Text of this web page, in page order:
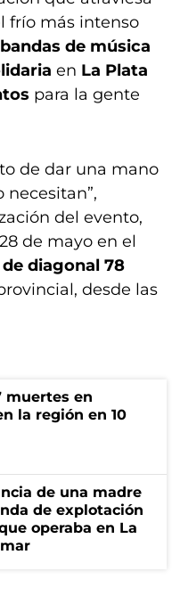
frío más intenso
bandas de música
en La Plata
para la gente
de dar una mano
necesitan”,
del evento,
de mayo en el
de diagonal 78
desde las
muertes en
la región en 10
de una madre
de explotación
operaba en La